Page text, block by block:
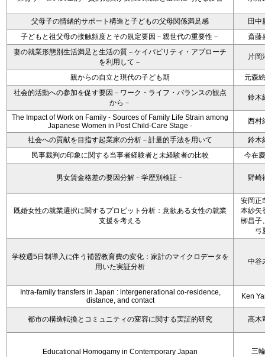
父母子の情緒的サポート構造と子どもの父母関係満足感
田中
子どもと祖父母の接触頻度とその規定要因－親世代の重要性－
斎藤
妻の就業形態別生活満足と生活の質－ケイパビリティ・アプローチ
を利用して－
片岡
親からの自立と現代の子ども期
元森
社会的活動への参加を促す要因－ワーク・ライフ・バランスの観点
から－
鈴木
The Impact of Work on Family - Sources of Family Life Strain among
Japanese Women in Post Child-Care Stage -
西村
社会への貢献を目指す起業家の分析－計量的手法を用いて
鈴木
民事裁判の印象に関する当事者経験者と未経験者の比較
今在
男女賃金格差の要因分解－学歴別検証－ 野崎
既婚女性の就業選択に関するプロビット分析：意欲ある女性の就業
支援を考える
安岡正
本紗矢
栁昌子
弓
学校週5日制導入に伴う補習教育費の変化：家計のマイクロデータを
用いた実証分析
中谷
Intra-family transfers in Japan : intergenerational co-residence,
distance, and contact
Ken
都市の構造転換とコミュニティの変容に関する実証的研究 高木
Educational Homogamy in Contemporary Japan 三